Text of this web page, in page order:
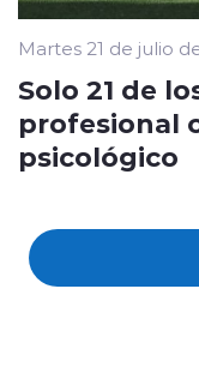
Martes 21 de julio
Solo 21 de
profesional
psicológico